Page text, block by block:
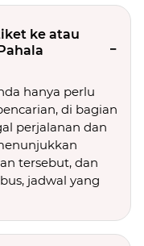
ke atau
hanya perlu
di bagian
perjalanan dan
tersebut, dan
jadwal yang